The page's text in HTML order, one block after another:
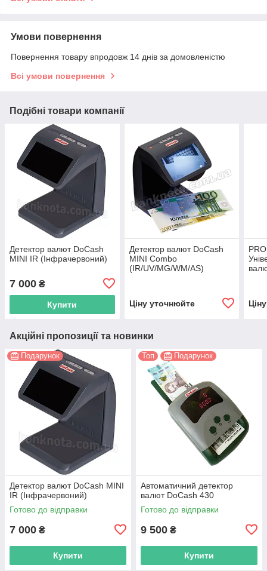
Умови повернення
Повернення товару впродовж 14 днів за домовленістю
Всі умови повернення
Подібні товари компанії
Детектор валют DoCash
MINI IR (Інфрачервоний)
7 000 ₴
Купити
Детектор валют DoCash
MINI Combo
(IR/UV/MG/WM/AS)
Ціну уточнюйте
Акційні пропозиції та новинки
Подарунок
Детектор валют DoCash MINI
IR (Інфрачервоний)
Готово до відправки
7 000 ₴
Купити
Топ Подарунок
Автоматичний детектор
валют DoCash 430
Готово до відправки
9 500 ₴
Купити